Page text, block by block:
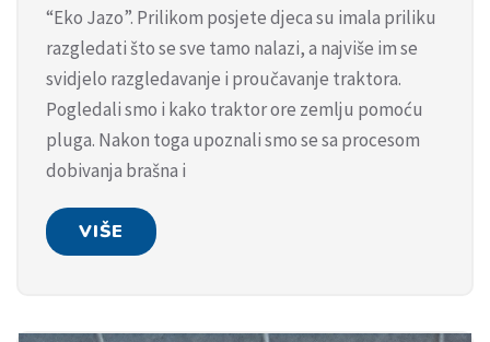
“Eko Jazo”. Prilikom posjete djeca su imala priliku
razgledati što se sve tamo nalazi, a najviše im se
svidjelo razgledavanje i proučavanje traktora.
Pogledali smo i kako traktor ore zemlju pomoću
pluga. Nakon toga upoznali smo se sa procesom
dobivanja brašna i
VIŠE